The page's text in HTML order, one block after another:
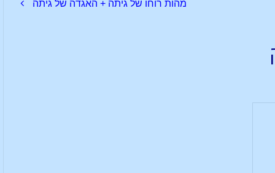
מהות רוחו של גיתה + האגדה של גיתה